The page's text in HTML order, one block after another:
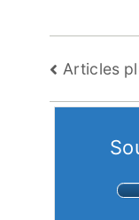
des
Articles